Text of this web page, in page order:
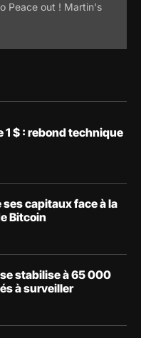
Peace out ! Martin's
1 $ : rebond technique
capitaux face à la
Bitcoin
stabilise à 65 000
à surveiller